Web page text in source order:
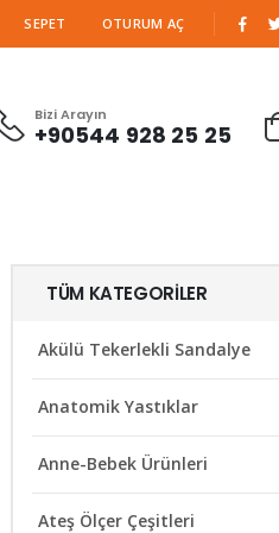
SEPET OTURUM AÇ
Bizi Arayın
+90544 928 25 25
TÜM KATEGORILER
Akülü Tekerlekli Sandalye
Anatomik Yastıklar
Anne-Bebek Ürünleri
Ateş Ölçer Çeşitleri